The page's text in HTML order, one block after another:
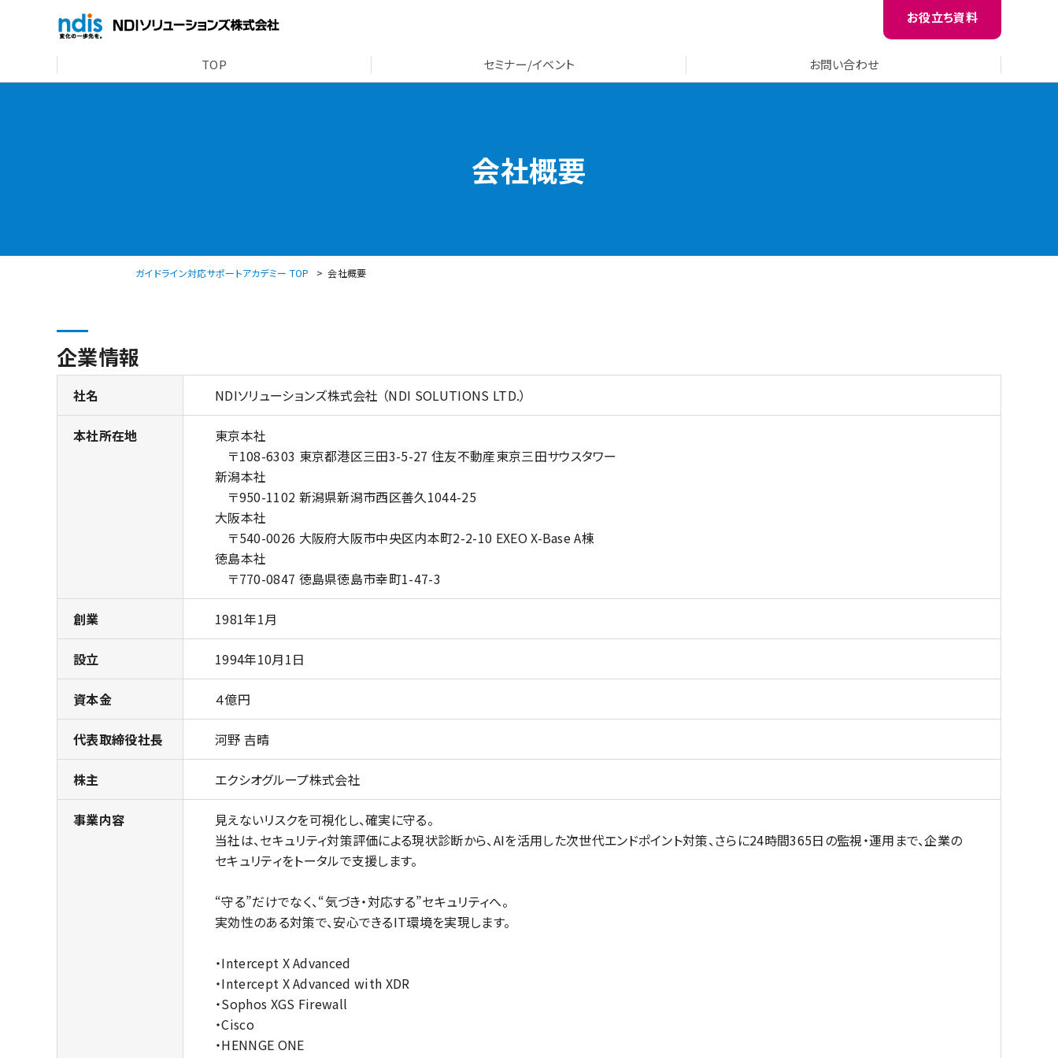
お役立ち資料
TOP セミナー/イベント お問い合わせ
会社概要
ガイドライン対応サポートアカデミー TOP 会社概要
企業情報
社名 NDIソリューションズ株式会社 （NDI SOLUTIONS LTD.）
本社所在地
東京本社
〒108-6303 東京都港区三田3-5-27 住友不動産東京三田サウスタワー
新潟本社
〒950-1102 新潟県新潟市西区善久1044-25
大阪本社
〒540-0026 大阪府大阪市中央区内本町2-2-10 EXEO X-Base A棟
徳島本社
〒770-0847 徳島県徳島市幸町1-47-3
創業 1981年1月
設立 1994年10月1日
資本金 ４億円
代表取締役社長 河野 吉晴
株主 エクシオグループ株式会社
事業内容
見えないリスクを可視化し、確実に守る。
当社は、セキュリティ対策評価による現状診断から、AIを活用した次世代エンドポイント対策、さらに24時間365日の監視・運用まで、企業の
セキュリティをトータルで支援します。
“守る”だけでなく、“気づき・対応する”セキュリティへ。
実効性のある対策で、安心できるIT環境を実現します。
・Intercept X Advanced
・Intercept X Advanced with XDR
・Sophos XGS Firewall
・Cisco
・HENNGE ONE